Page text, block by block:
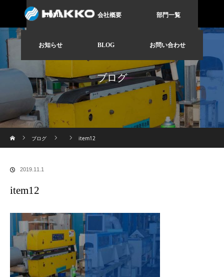
HOME 会社概要 部門一覧
お知らせ BLOG お問い合わせ
ブログ
ブログ
item12
2019.11.1
item12